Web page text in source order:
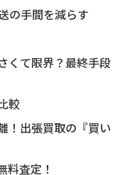
の手間を減らす
くて限界？最終手段
較
！出張買取の『買い
料査定！